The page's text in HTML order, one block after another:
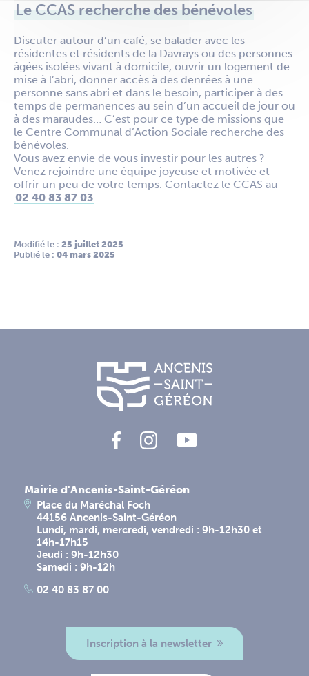
Le CCAS recherche des bénévoles
Discuter autour d’un café, se balader avec les
résidentes et résidents de la Davrays ou des personnes
âgées isolées vivant à domicile, ouvrir un logement de
mise à l’abri, donner accès à des denrées à une
personne sans abri et dans le besoin, participer à des
temps de permanences au sein d’un accueil de jour ou
à des maraudes… C’est pour ce type de missions que
le Centre Communal d’Action Sociale recherche des
bénévoles.
Vous avez envie de vous investir pour les autres ?
Venez rejoindre une équipe joyeuse et motivée et
offrir un peu de votre temps. Contactez le CCAS au
02 40 83 87 03.
Modifié le : 25 juillet 2025
Publié le : 04 mars 2025
Mairie d'Ancenis-Saint-Géréon
Place du Maréchal Foch
44156 Ancenis-Saint-Géréon
Lundi, mardi, mercredi, vendredi : 9h-12h30 et
14h-17h15
Jeudi : 9h-12h30
Samedi : 9h-12h
02 40 83 87 00
Inscription à la newsletter